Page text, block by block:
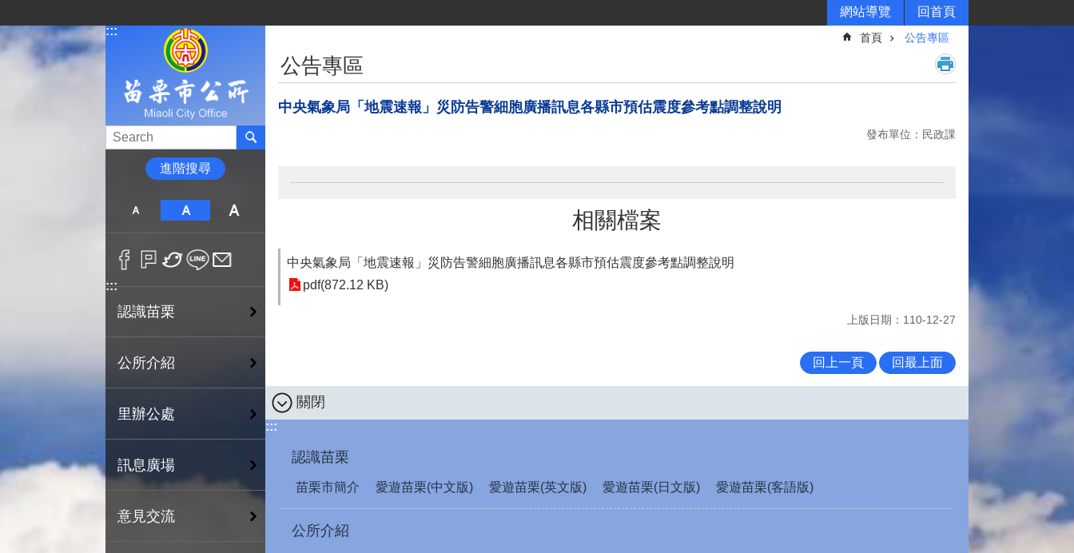
:::
網站導覽 回首頁
進階搜尋
:::
認識苗栗
公所介紹
里辦公處
訊息廣場
意見交流
首頁 公告專區
公告專區
中央氣象局「地震速報」災防告警細胞廣播訊息各縣市預估震度參考點調整說明
發布單位：民政課
相關檔案
中央氣象局「地震速報」災防告警細胞廣播訊息各縣市預估震度參考點調整說明
pdf(872.12 KB)
上版日期：110-12-27
回上一頁 回最上面
關閉
:::
認識苗栗
苗栗市簡介 愛遊苗栗(中文版) 愛遊苗栗(英文版) 愛遊苗栗(日文版) 愛遊苗栗(客語版)
公所介紹